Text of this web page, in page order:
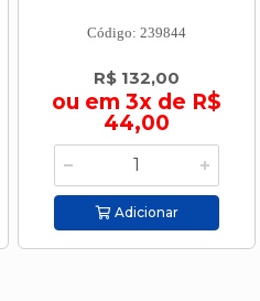
Código: 239844
R$ 132,00
ou em 3x de R$
44,00
Adicionar